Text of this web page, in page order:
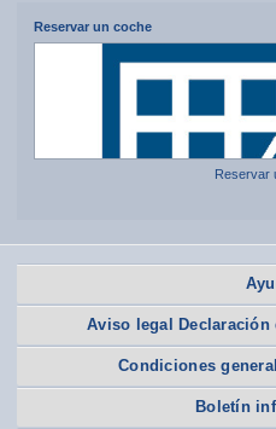
Reservar un coche
Reservar
Aviso legal
Condiciones
Boletín